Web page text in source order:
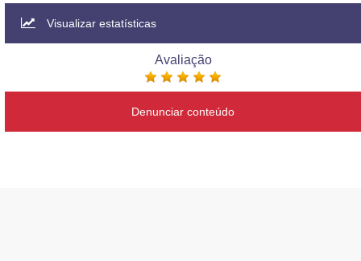
Visualizar estatísticas
Avaliação
Denunciar conteúdo